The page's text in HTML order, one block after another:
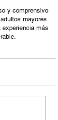
y comprensivo
mayores
más